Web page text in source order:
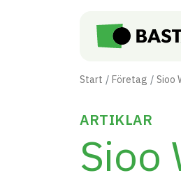
Start Företag
ARTIKLAR
Sioo